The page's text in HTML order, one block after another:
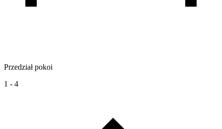
Przedział pokoi
1 - 4